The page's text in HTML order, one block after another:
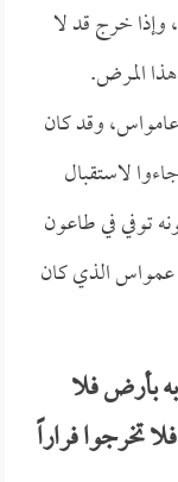
وإذا خرج قد لا
المرض.
وقد كان
لاستقبال
توفي في طاعون
الذي كان
بأرض فلا
تخرجوا فراراً